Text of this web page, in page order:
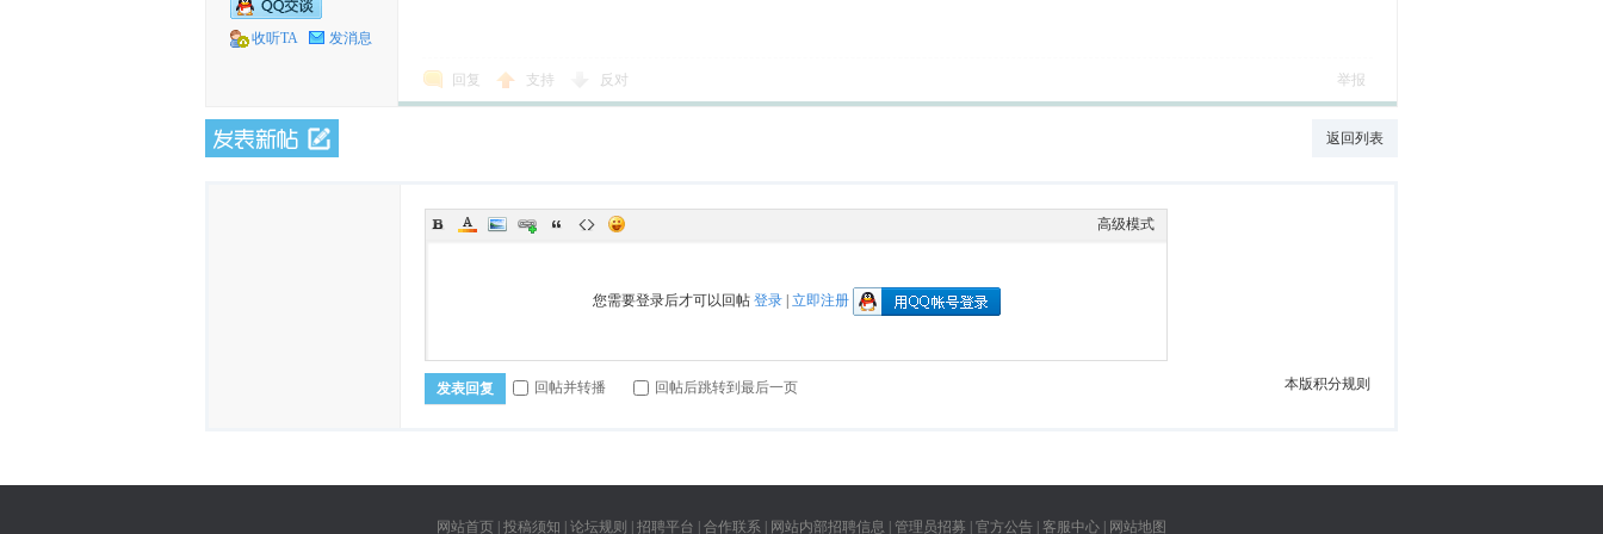
收听TA 发消息
回复 支持 反对 举报
返回列表
高级模式
您需要登录后才可以回帖 登录| 立即注册
本版积分规则
发表回复 回帖并转播 回帖后跳转到最后一页
网站首页 投稿须知 论坛规则 招聘平台 合作联系 网站内部招聘信息 管理员招募 官方公告 客服中心 网站地图